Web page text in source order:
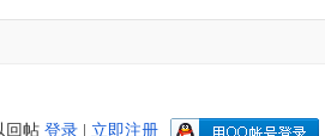
回帖 登录 立即注册